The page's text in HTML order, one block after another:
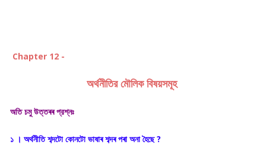
Chapter 12 -
অর্থনীতির মৌলিক বিষয়সমূহ
অতি চমু উত্তৰৰ প্রশ্নঃ
১ । অর্থনীতি শব্দটো কোনটো ভাষাৰ শব্দৰ পৰা অনা হৈছে ?